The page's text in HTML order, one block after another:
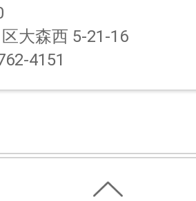
大森西 5-21-16
4151